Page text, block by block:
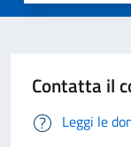
Contatta il
Leggi le